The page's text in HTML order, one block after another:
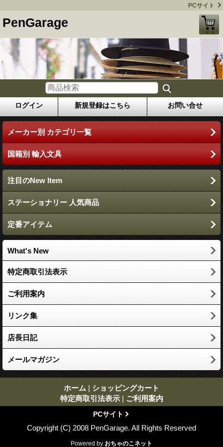
PCサイト
PenGarage
ログイン 新規登録はこちら お問い合せ
メーカー別 カテゴリ一覧
国籍別 輸入文具
注目のNew Item
ステーショナリー 人気商品
定番アイテム
What's New
特定商取引法表示
ご利用案内
リンク集
店長日記
メールマガジン
ホーム | ショッピングカート
特定商取引法表示 | ご利用案内
PCサイト
Copyright (C) 2008 PenGarage. All Rights Reserved
Powered by おちゃのこネット